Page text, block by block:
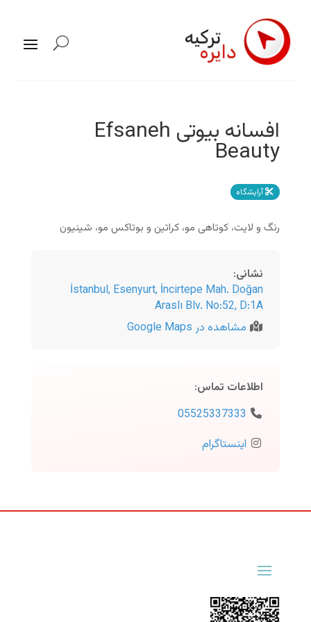
افسانه بیوتی Efsaneh
Beauty
آرایشگاه
رنگ و لایت، کوتاهی مو، کراتین و بوتاکس مو، شینیون
نشانی:
İstanbul, Esenyurt, İncirtepe Mah. Doğan
Araslı Blv. No:52, D:1A
مشاهده در Google Maps
اطلاعات تماس:
05525337333
اینستاگرام